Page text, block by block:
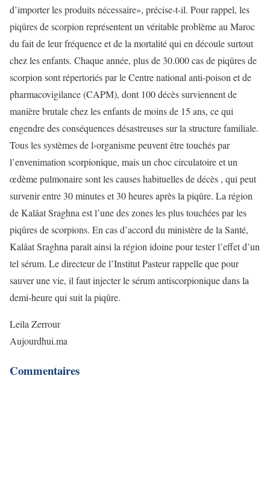
d’importer les produits nécessaire», précise-t-il. Pour rappel, les
piqûres de scorpion représentent un véritable problème au Maroc
du fait de leur fréquence et de la mortalité qui en découle surtout
chez les enfants. Chaque année, plus de 30.000 cas de piqûres de
scorpion sont répertoriés par le Centre national anti-poison et de
pharmacovigilance (CAPM), dont 100 décès surviennent de
manière brutale chez les enfants de moins de 15 ans, ce qui
engendre des conséquences désastreuses sur la structure familiale.
Tous les systèmes de l›organisme peuvent être touchés par
l’envenimation scorpionique, mais un choc circulatoire et un
œdème pulmonaire sont les causes habituelles de décès , qui peut
survenir entre 30 minutes et 30 heures après la piqûre. La région
de Kalâat Sraghna est l’une des zones les plus touchées par les
piqûres de scorpions. En cas d’accord du ministère de la Santé,
Kalâat Sraghna paraît ainsi la région idoine pour tester l’effet d’un
tel sérum. Le directeur de l’Institut Pasteur rappelle que pour
sauver une vie, il faut injecter le sérum antiscorpionique dans la
demi-heure qui suit la piqûre.
Leila Zerrour
Aujourdhui.ma
Commentaires